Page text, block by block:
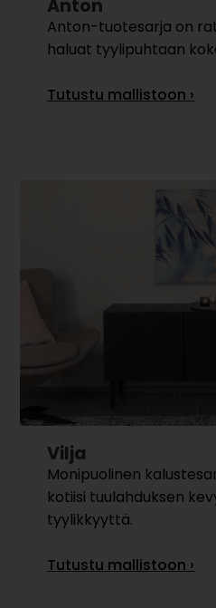
Anton
Anton-tuotesarja on
haluat tyylipuhtaan
Tutustu mallistoon ›
Vilja
Monipuolinen
kotiisi tuulahduksen
tyylikkyyttä.
Tutustu mallistoon ›